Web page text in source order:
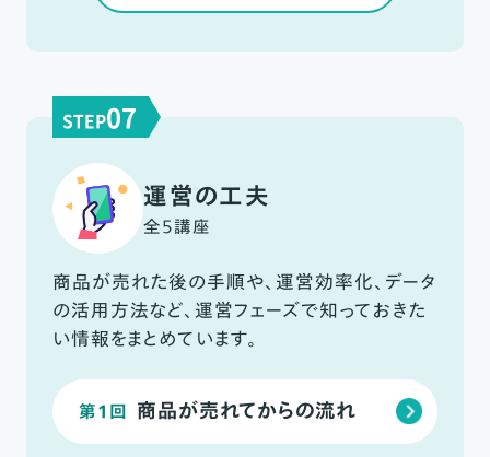
STEP07
運営の工夫
全5講座
商品が売れた後の手順や、運営効率化、データ
の活用方法など、運営フェーズで知っておきた
い情報をまとめています。
第1回 商品が売れてからの流れ